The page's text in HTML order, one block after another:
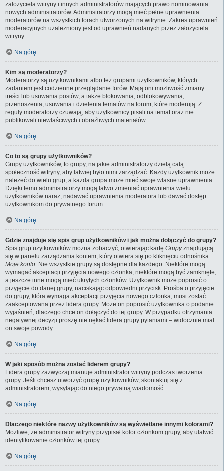
założyciela witryny i innych administratorów mających prawo nominowania
nowych administratorów. Administratorzy mogą mieć pełne uprawnienia
moderatorów na wszystkich forach utworzonych na witrynie. Zakres uprawnień
moderacyjnych uzależniony jest od uprawnień nadanych przez założyciela
witryny.
Na górę
Kim są moderatorzy?
Moderatorzy są użytkownikami albo też grupami użytkowników, których
zadaniem jest codzienne przeglądanie forów. Mają oni możliwość zmiany
treści lub usuwania postów, a także blokowania, odblokowywania,
przenoszenia, usuwania i dzielenia tematów na forum, które moderują. Z
reguły moderatorzy czuwają, aby użytkownicy pisali na temat oraz nie
publikowali niewłaściwych i obraźliwych materiałów.
Na górę
Co to są grupy użytkowników?
Grupy użytkowników, to grupy, na jakie administratorzy dzielą całą
społeczność witryny, aby łatwiej było nimi zarządzać. Każdy użytkownik może
należeć do wielu grup, a każda grupa może mieć swoje własne uprawnienia.
Dzięki temu administratorzy mogą łatwo zmieniać uprawnienia wielu
użytkowników naraz, nadawać uprawnienia moderatora lub dawać dostęp
użytkownikom do prywatnego forum.
Na górę
Gdzie znajduje się spis grup użytkowników i jak można dołączyć do grupy?
Spis grup użytkowników można zobaczyć, otwierając kartę Grupyznajdującą
się w panelu zarządzania kontem, który otwiera się po kliknięciu odnośnika
Moje konto. Nie wszystkie grupy są dostępne dla każdego. Niektóre mogą
wymagać akceptacji przyjęcia nowego członka, niektóre mogą być zamknięte,
a jeszcze inne mogą mieć ukrytych członków. Użytkownik może poprosić o
przyjęcie do danej grupy, naciskając odpowiedni przycisk. Prośba o przyjęcie
do grupy, która wymaga akceptacji przyjęcia nowego członka, musi zostać
zaakceptowana przez lidera grupy. Może on poprosić użytkownika o podanie
wyjaśnień, dlaczego chce on dołączyć do tej grupy. W przypadku otrzymania
negatywnej decyzji proszę nie nękać lidera grupy pytaniami – widocznie miał
on swoje powody.
Na górę
W jaki sposób można zostać liderem grupy?
Lidera grupy zazwyczaj mianuje administrator witryny podczas tworzenia
grupy. Jeśli chcesz utworzyć grupę użytkowników, skontaktuj się z
administratorem, wysyłając do niego prywatną wiadomość.
Na górę
Dlaczego niektóre nazwy użytkowników są wyświetlane innymi kolorami?
Możliwe, że administrator witryny przypisał kolor członkom grupy, aby ułatwić
identyfikowanie członków tej grupy.
Na górę